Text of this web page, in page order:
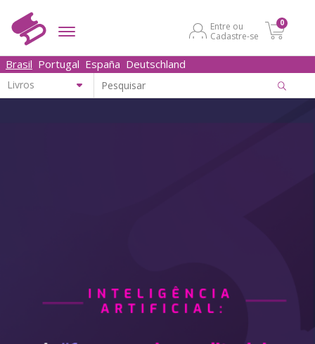
Entre ou
Cadastre-se
0
Brasil Portugal España Deutschland